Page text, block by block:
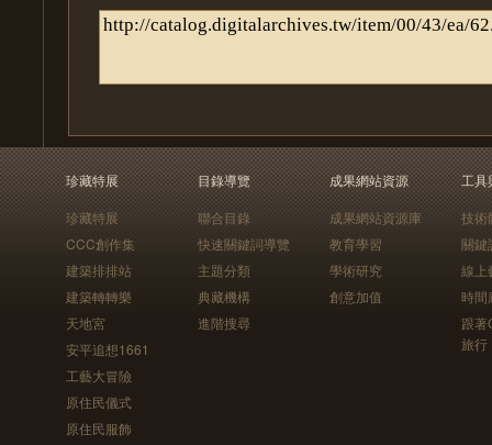
珍藏特展
珍藏特展
CCC創作集
建築排排站
建築轉轉樂
天地宮
安平追想1661
工藝大冒險
原住民儀式
原住民服飾
目錄導覽
聯合目錄
快速關鍵詞導覽
主題分類
典藏機構
進階搜尋
成果網站資源
成果網站資源庫
教育學習
學術研究
創意加值
工具
技術
關鍵
線上
時間
跟
旅行